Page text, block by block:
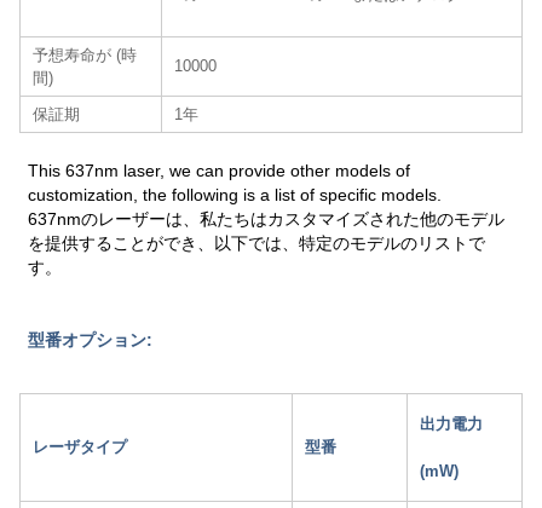
予想寿命が (時
間)
10000
保証期 1年
This 637nm laser, we can provide other models of
customization, the following is a list of specific models.
637nmのレーザーは、私たちはカスタマイズされた他のモデル
を提供することができ、以下では、特定のモデルのリストで
す。
型番オプション:
レーザタイプ 型番
出力電力
(mW)